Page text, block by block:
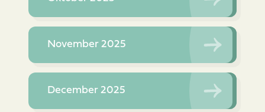
November 2025
December 2025